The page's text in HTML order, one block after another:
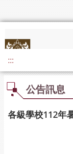
:::
公告訊息
各級學校112年